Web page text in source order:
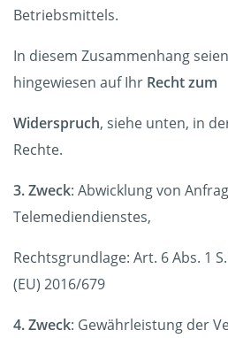
Betriebsmittels.
In diesem Zusammenhang
hingewiesen auf Ihr Recht zum
Widerspruch, siehe unten, in
Rechte.
3. Zweck: Abwicklung von
Telemediendienstes,
Rechtsgrundlage: Art. 6 Abs. 1
(EU) 2016/679
4. Zweck: Gewährleistung der